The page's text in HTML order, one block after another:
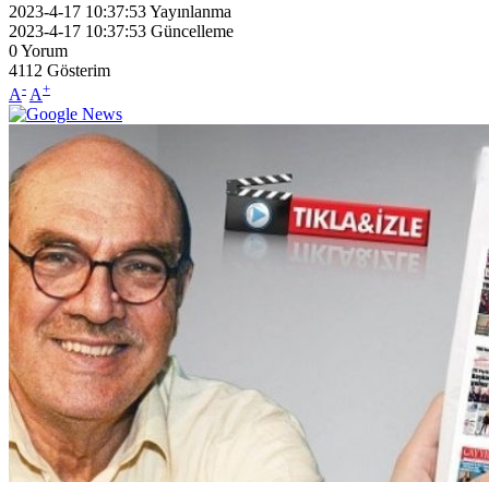
2023-4-17 10:37:53Yayınlanma
2023-4-17 10:37:53 Güncelleme
0Yorum
4112 Gösterim
A- A+